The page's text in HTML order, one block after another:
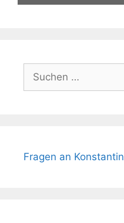
nach:
Fragen an Konstantin